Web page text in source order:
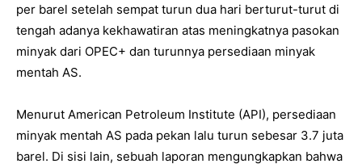
per barel setelah sempat turun dua hari berturut-turut di
tengah adanya kekhawatiran atas meningkatnya pasokan
minyak dari OPEC+ dan turunnya persediaan minyak
mentah AS.
Menurut American Petroleum Institute (API), persediaan
minyak mentah AS pada pekan lalu turun sebesar 3.7 juta
barel. Di sisi lain, sebuah laporan mengungkapkan bahwa